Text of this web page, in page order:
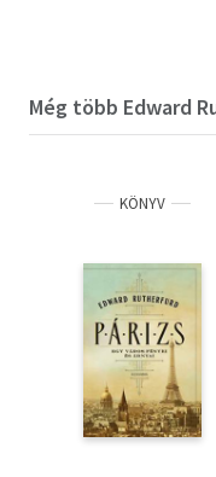
Még több Edward
KÖNYV